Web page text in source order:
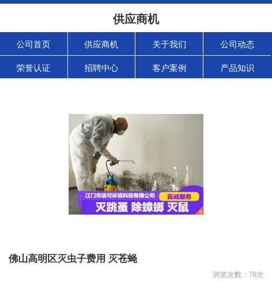
供应商机
公司首页 供应商机 关于我们 公司动态
荣誉认证 招聘中心 客户案例 产品知识
佛山高明区灭虫子费用 灭苍蝇
浏览次数： 78次